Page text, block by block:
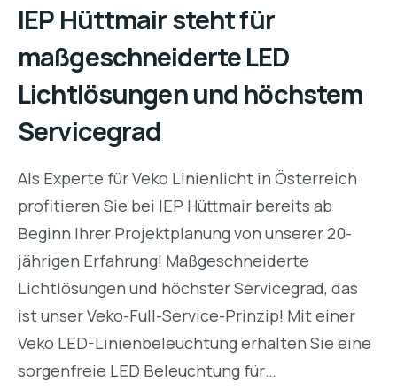
IEP Hüttmair steht für
maßgeschneiderte LED
Lichtlösungen und höchstem
Servicegrad
Als Experte für Veko Linienlicht in Österreich
profitieren Sie bei IEP Hüttmair bereits ab
Beginn Ihrer Projektplanung von unserer 20-
jährigen Erfahrung! Maßgeschneiderte
Lichtlösungen und höchster Servicegrad, das
ist unser Veko-Full-Service-Prinzip! Mit einer
Veko LED-Linienbeleuchtung erhalten Sie eine
sorgenfreie LED Beleuchtung für…